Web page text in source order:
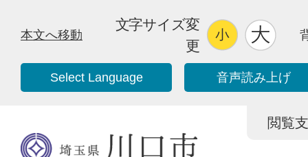
本文へ移動
文字サイズ変
更
Select Language 音声読み上げ
閲覧